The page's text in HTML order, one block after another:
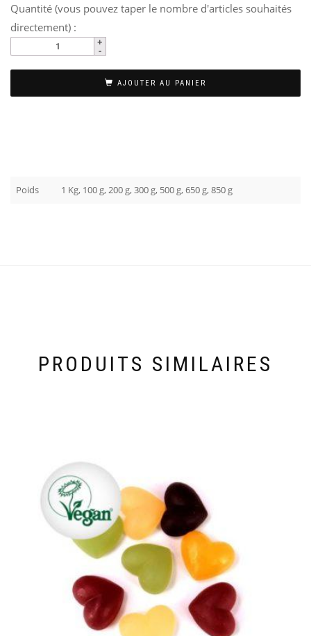
Quantité (vous pouvez taper le nombre d'articles souhaités
directement) :
AJOUTER AU PANIER
Poids 1 Kg, 100 g, 200 g, 300 g, 500 g, 650 g, 850 g
PRODUITS SIMILAIRES